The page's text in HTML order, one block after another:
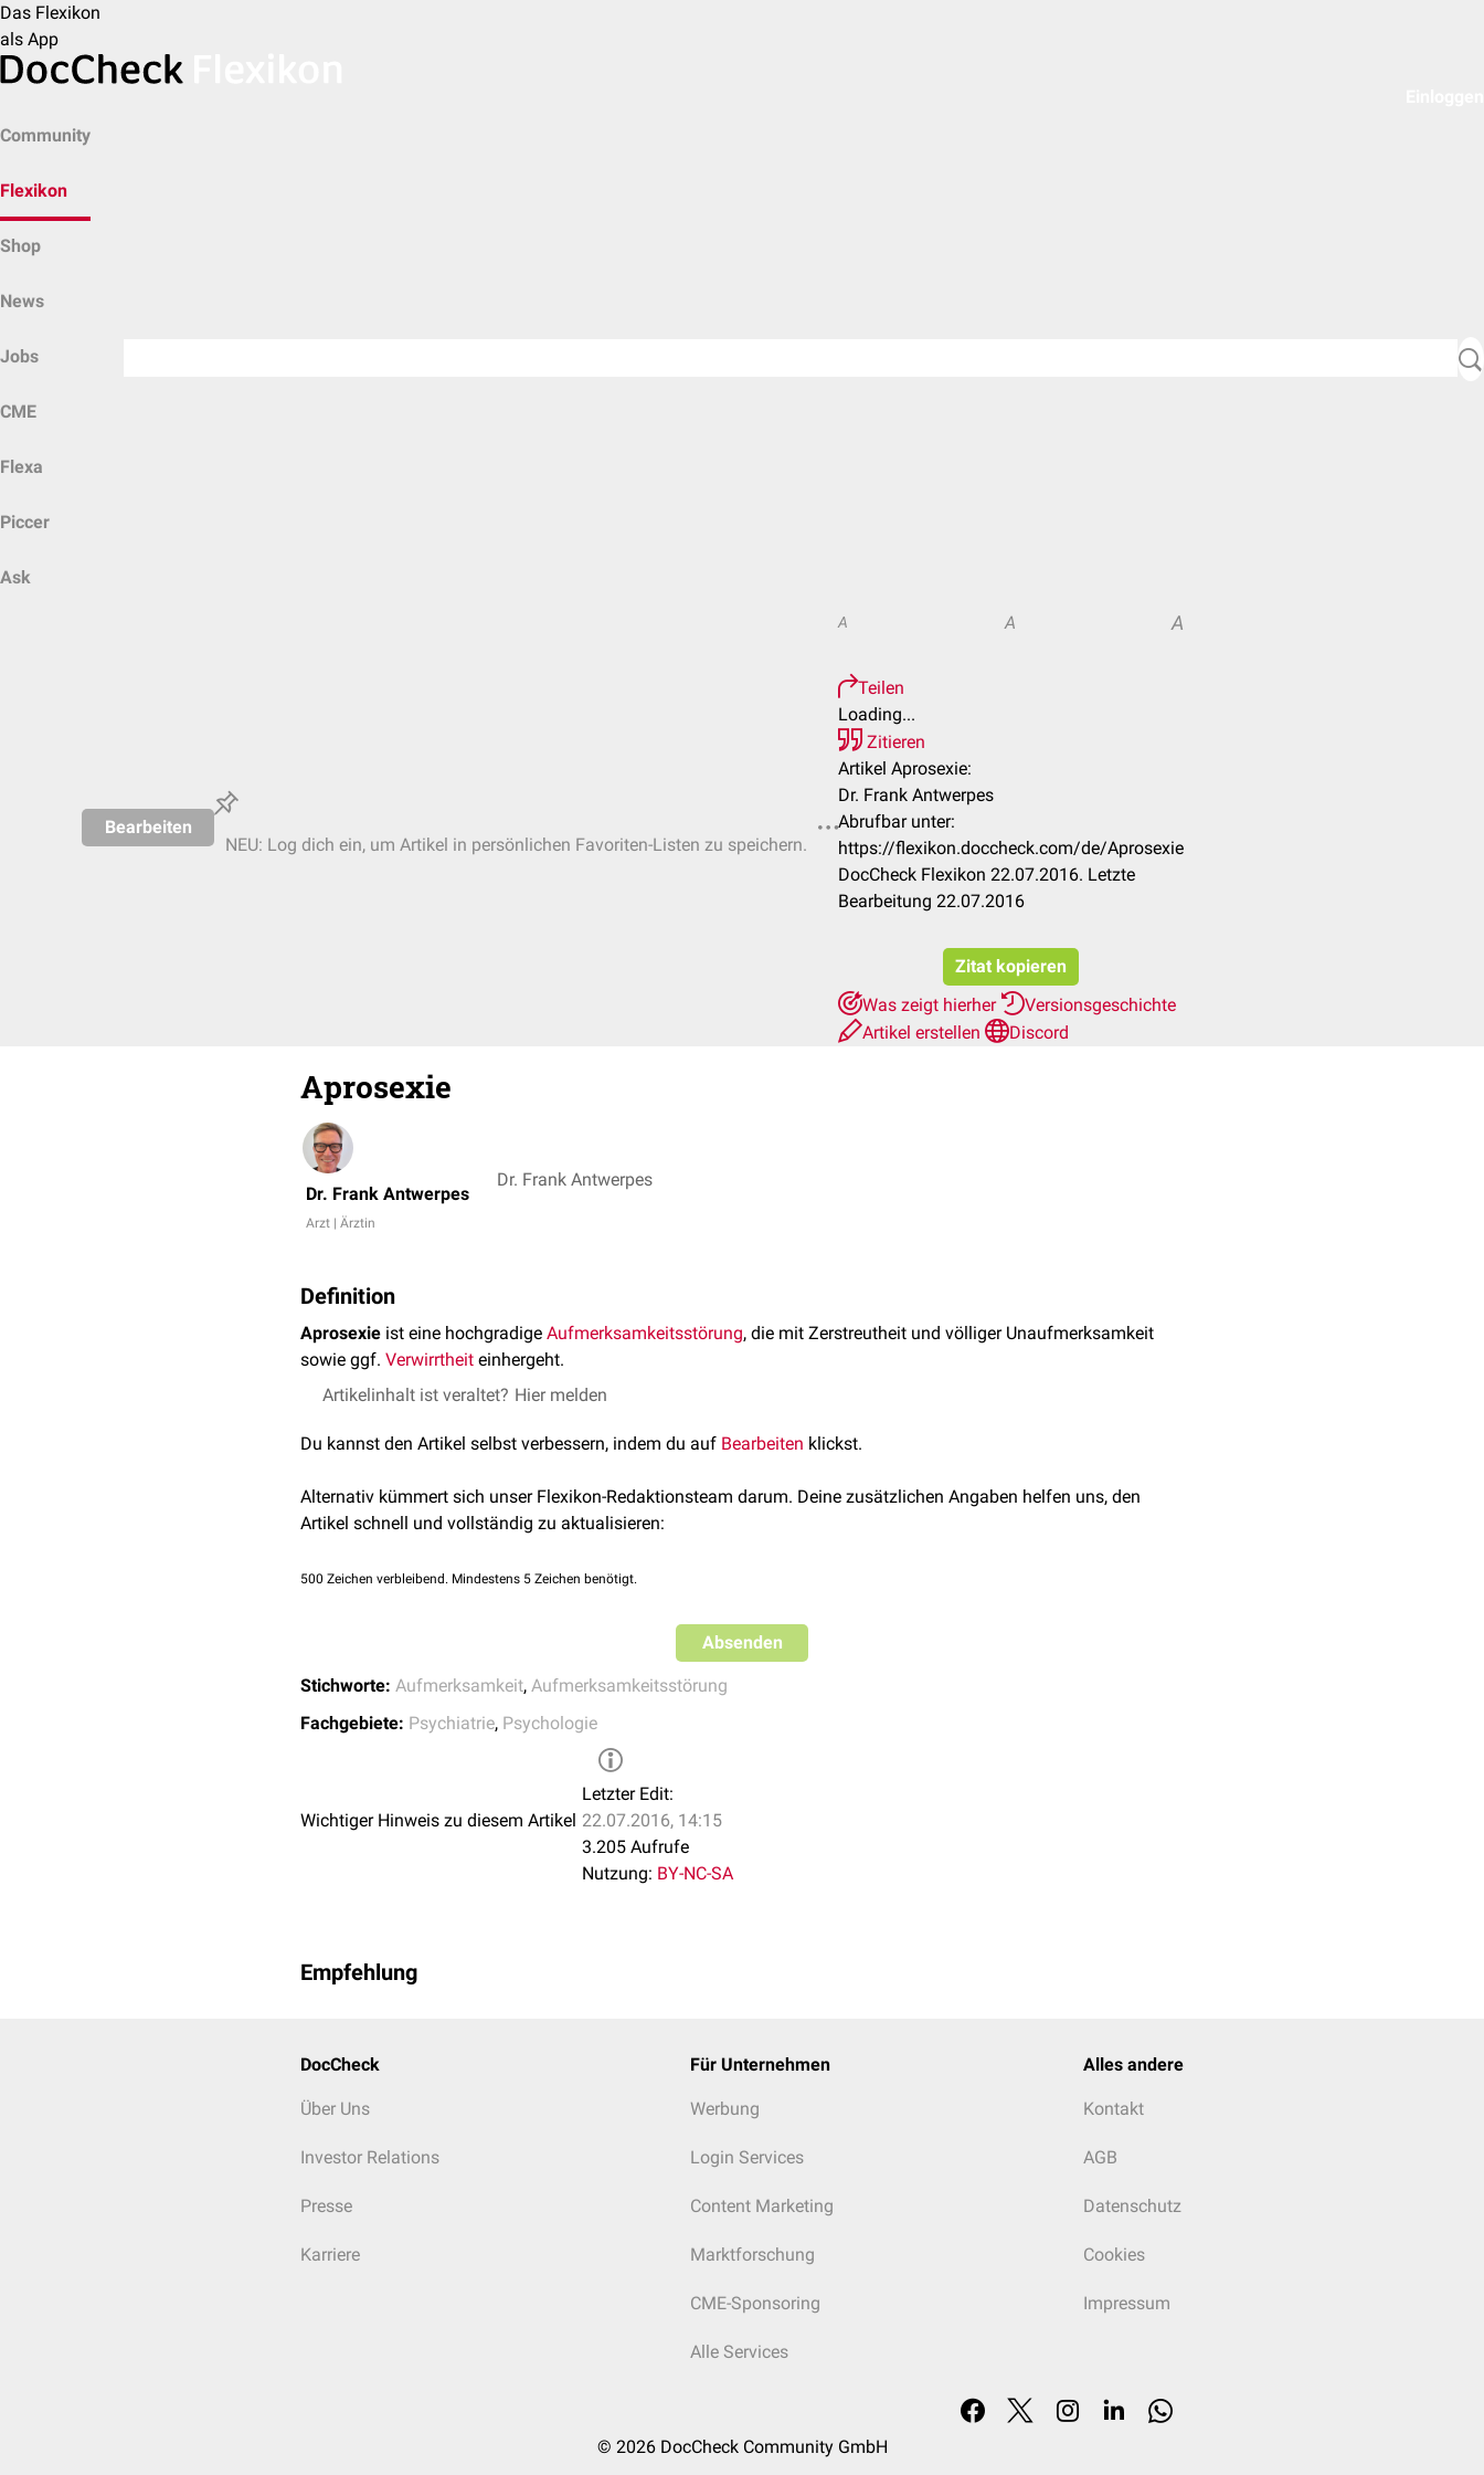
Das Flexikon
als App
Community
Flexikon
Shop
News
Jobs
CME
Flexa
Piccer
Ask
Bearbeiten
NEU: Log dich ein, um Artikel in persönlichen Favoriten-Listen zu speichern.
A A A
Teilen
Loading...
Zitieren
Artikel Aprosexie:
Dr. Frank Antwerpes
Abrufbar unter:
https://flexikon.doccheck.com/de/Aprosexie
DocCheck Flexikon 22.07.2016. Letzte
Bearbeitung 22.07.2016
Zitat kopieren
Was zeigt hierher
Versionsgeschichte
Artikel erstellen
Discord
Aprosexie
Dr. Frank Antwerpes
Arzt | Ärztin
Dr. Frank Antwerpes
Definition
Aprosexie ist eine hochgradige Aufmerksamkeitsstörung, die mit Zerstreutheit und völliger Unaufmerksamkeit
sowie ggf. Verwirrtheit einhergeht.
Artikelinhalt ist veraltet? Hier melden
Du kannst den Artikel selbst verbessern, indem du auf Bearbeiten klickst.
Alternativ kümmert sich unser Flexikon-Redaktionsteam darum. Deine zusätzlichen Angaben helfen uns, den
Artikel schnell und vollständig zu aktualisieren:
500 Zeichen verbleibend. Mindestens 5 Zeichen benötigt.
Absenden
Stichworte: Aufmerksamkeit, Aufmerksamkeitsstörung
Fachgebiete: Psychiatrie, Psychologie
Wichtiger Hinweis zu diesem Artikel
Letzter Edit:
22.07.2016, 14:15
3.205 Aufrufe
Nutzung: BY-NC-SA
Empfehlung
DocCheck
Über Uns
Investor Relations
Presse
Karriere
Für Unternehmen
Werbung
Login Services
Content Marketing
Marktforschung
CME-Sponsoring
Alle Services
Alles andere
Kontakt
AGB
Datenschutz
Cookies
Impressum
© 2026 DocCheck Community GmbH